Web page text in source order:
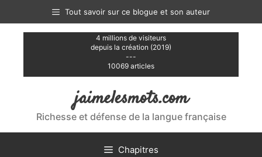
contenu
Tout savoir sur ce blogue et son auteur
4 millions de visiteurs
depuis la création (2019)
---
10069 articles
jaimelesmots.com
Richesse et défense de la langue française
Chapitres